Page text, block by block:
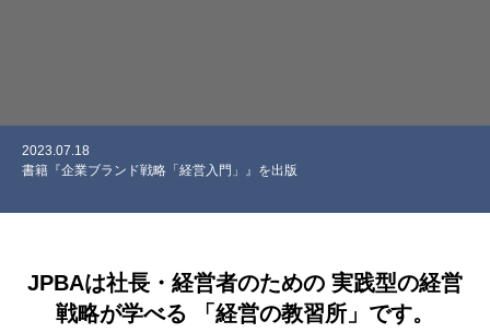
2023.07.18
書籍『企業ブランド戦略「経営入門」』を出版
2022.05.11
「90日パーフェクト起業ワークブック」出版記念パーティーを開催
2022.03.23
【ジュンク堂書店那覇店トークイベント】安次嶺実奈子「90日パーフェク
2024.11.15
経営戦略と高単価商品で年商3000万円を達成！（合同会社くまでんディレ
2023.06.12
経営戦略や組織づくりで、６ヵ月600％の事業成長を達成！（株式会社
JPBAは社長・経営者のための 実践型の経営
戦略が学べる 「経営の教習所」です。